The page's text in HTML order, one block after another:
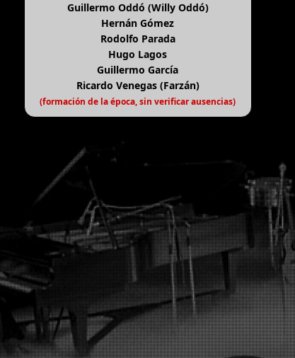
Guillermo Oddó (Willy Oddó)
Hernán Gómez
Rodolfo Parada
Hugo Lagos
Guillermo García
Ricardo Venegas (Farzán)
(formación de la época, sin verificar ausencias)